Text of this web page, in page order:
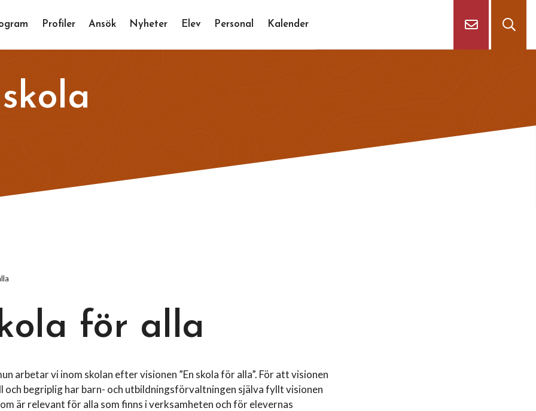
Profiler Ansök Nyheter Elev Personal Kalender
för alla
arbetar vi inom skolan efter visionen ”En skola för alla”. För att visionen
och begriplig har barn- och utbildningsförvaltningen själva fyllt visionen
är relevant för alla som finns i verksamheten och för elevernas